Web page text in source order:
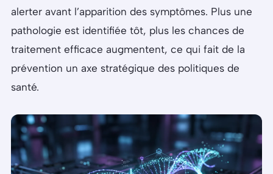
alerter avant l’apparition des symptômes. Plus une
pathologie est identifiée tôt, plus les chances de
traitement efficace augmentent, ce qui fait de la
prévention un axe stratégique des politiques de
santé.